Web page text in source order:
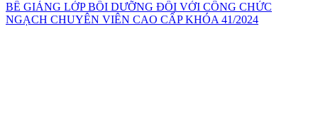
BẾ GIẢNG LỚP BỒI DƯỠNG ĐỐI VỚI CÔNG CHỨC
NGẠCH CHUYÊN VIÊN CAO CẤP KHÓA 41/2024